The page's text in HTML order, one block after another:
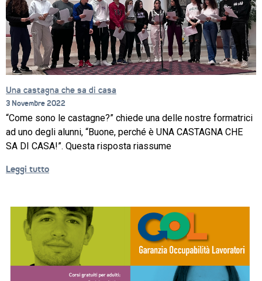
Una castagna che sa di casa
3 Novembre 2022
“Come sono le castagne?” chiede una delle nostre formatrici
ad uno degli alunni, “Buone, perché è UNA CASTAGNA CHE
SA DI CASA!”. Questa risposta riassume
Leggi tutto